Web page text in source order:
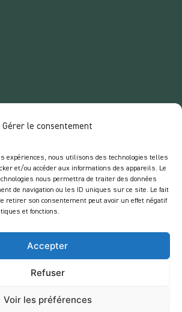
Gérer le consentement
expériences, nous utilisons des technologies telles
et/ou accéder aux informations des appareils. Le
nous permettra de traiter des données
de navigation ou les ID uniques sur ce site. Le fait
retirer son consentement peut avoir un effet négatif
et fonctions.
Accepter
Refuser
Voir les préférences